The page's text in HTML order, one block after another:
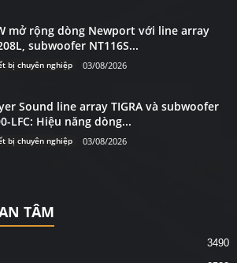
mở rộng dòng Newport với line array
subwoofer NT116S...
bị chuyên nghiệp 03/08/2026
Sound line array TIGRA và subwoofer
LFC: Hiệu năng dòng...
bị chuyên nghiệp 03/08/2026
TÂM
3490